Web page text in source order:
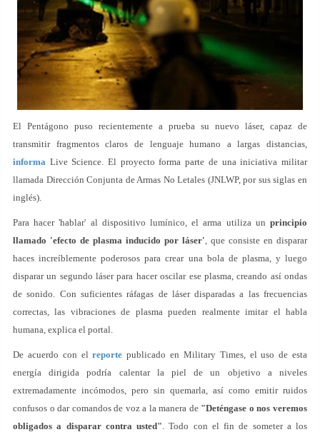
El Pentágono puso recientemente a prueba su nuevo láser, capaz de
transmitir fragmentos claros de lenguaje humano a largas distancias,
informa Live Science. El proyecto forma parte de una iniciativa militar
llamada Dirección Conjunta de Armas No Letales (JNLWP, por sus siglas en
inglés).
Para hacer 'hablar' al dispositivo lumínico, el arma utiliza un principio
llamado 'efecto de plasma inducido por láser', que consiste en disparar
haces increíblemente poderosos para crear una bola de plasma, y luego
disparar un segundo láser para hacer oscilar ese plasma, creando así ondas
de sonido. Con suficientes ráfagas de láser disparadas a las frecuencias
correctas, las vibraciones de plasma pueden realmente imitar el habla
humana, explica el portal.
De acuerdo con elreporte publicado en Military Times, el uso de esta
energía dirigida podría calentar la piel de un objetivo a niveles
extremadamente incómodos, pero sin quemarla, así como emitir ruidos
confusos o dar comandos de voz a la manera de"Deténgase o nos veremos
obligados a disparar contra usted". Todo con el fin de someter a los